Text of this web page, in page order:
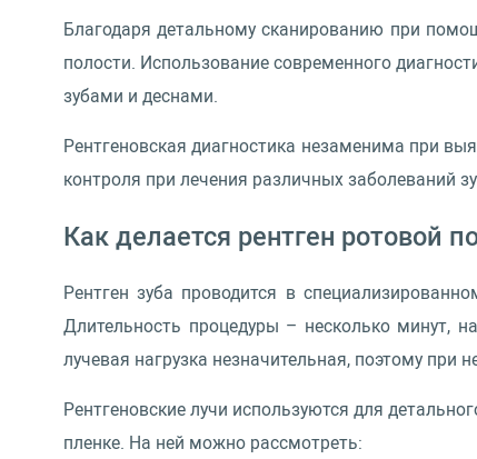
Благодаря детальному сканированию при
полости. Использование современного
зубами и деснами.
Рентгеновская диагностика незаменима при
контроля при лечения различных заболеваний
Как делается рентген ротовой
Рентген зуба проводится в
Длительность процедуры – несколько минут,
лучевая нагрузка незначительная, поэтому при
Рентгеновские лучи используются для
пленке. На ней можно рассмотреть: